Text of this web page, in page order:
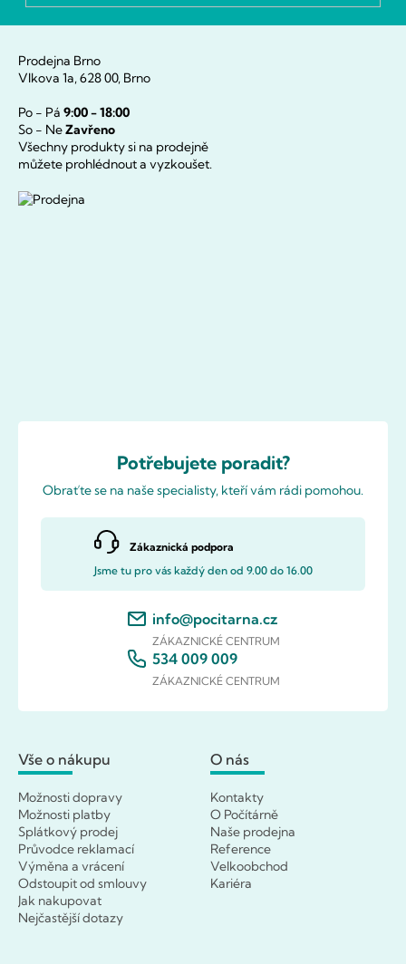
Prodejna Brno
Vlkova 1a, 628 00, Brno
Po - Pá 9:00 - 18:00
So - NeZavřeno
Všechny produkty si na prodejně
můžete prohlédnout a vyzkoušet.
Potřebujete poradit?
Obraťte se na naše specialisty, kteří vám rádi pomohou.
Zákaznická podpora
Jsme tu pro vás každý den od 9.00 do 16.00
info@pocitarna.cz
ZÁKAZNICKÉ CENTRUM
534 009 009
ZÁKAZNICKÉ CENTRUM
Vše o nákupu
Možnosti dopravy
Možnosti platby
Splátkový prodej
Průvodce reklamací
Výměna a vrácení
Odstoupit od smlouvy
Jak nakupovat
Nejčastější dotazy
O nás
Kontakty
O Počítárně
Naše prodejna
Reference
Velkoobchod
Kariéra